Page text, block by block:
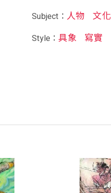
Subject： 人物 文化
Style：具象 寫實